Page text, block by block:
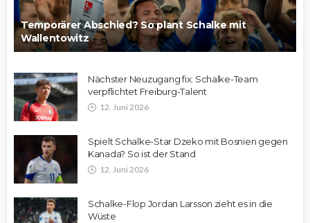
Temporärer Abschied? So plant Schalke mit
Wallentowitz
Nächster Neuzugang fix: Schalke-Team
verpflichtet Freiburg-Talent
12. Juni 2026
Spielt Schalke-Star Dzeko mit Bosnien gegen
Kanada? So ist der Stand
12. Juni 2026
Schalke-Flop Jordan Larsson zieht es in die
Wüste